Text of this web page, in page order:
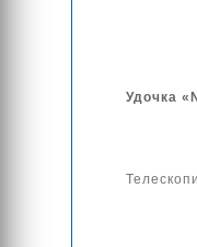
Удочка